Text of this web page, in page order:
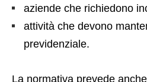
aziende che richiedono
attività che devono
previdenziale.
La normativa prevede